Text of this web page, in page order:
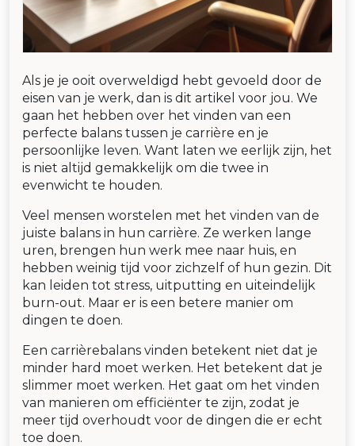
Als je je ooit overweldigd hebt gevoeld door de
eisen van je werk, dan is dit artikel voor jou. We
gaan het hebben over het vinden van een
perfecte balans tussen je carrière en je
persoonlijke leven. Want laten we eerlijk zijn, het
is niet altijd gemakkelijk om die twee in
evenwicht te houden.
Veel mensen worstelen met het vinden van de
juiste balans in hun carrière. Ze werken lange
uren, brengen hun werk mee naar huis, en
hebben weinig tijd voor zichzelf of hun gezin. Dit
kan leiden tot stress, uitputting en uiteindelijk
burn-out. Maar er is een betere manier om
dingen te doen.
Een carrièrebalans vinden betekent niet dat je
minder hard moet werken. Het betekent dat je
slimmer moet werken. Het gaat om het vinden
van manieren om efficiënter te zijn, zodat je
meer tijd overhoudt voor de dingen die er echt
toe doen.